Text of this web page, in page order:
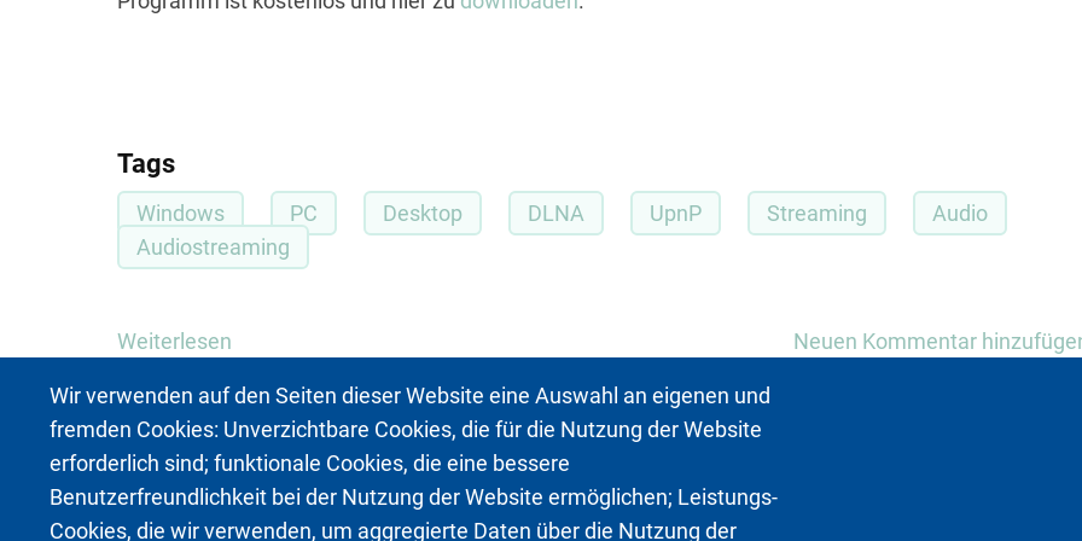
Wir verwenden auf den Seiten dieser Website eine Auswahl an eigenen und
fremden Cookies: Unverzichtbare Cookies, die für die Nutzung der Website
erforderlich sind; funktionale Cookies, die eine bessere
Benutzerfreundlichkeit bei der Nutzung der Website ermöglichen; Leistungs-
Cookies, die wir verwenden, um aggregierte Daten über die Nutzung der
Tags
Windows PC Desktop DLNA UpnP Streaming
Audio
Audiostreaming
Weiterlesen
-
Desktop
-
PC
Neuen Kommentar